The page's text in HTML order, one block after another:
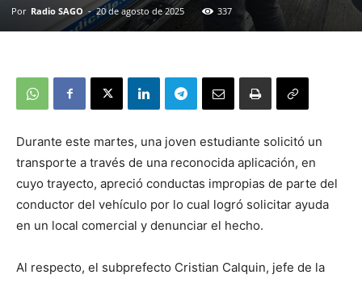
Por Radio SAGO - 20 de agosto de 2025 337
Durante este martes, una joven estudiante solicitó un
transporte a través de una reconocida aplicación, en
cuyo trayecto, apreció conductas impropias de parte del
conductor del vehículo por lo cual logró solicitar ayuda
en un local comercial y denunciar el hecho.
Al respecto, el subprefecto Cristian Calquin, jefe de la